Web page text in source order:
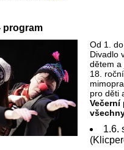
program
Od 1.
Divadlo
dětem a
18.
pro děti
Večerní
1.6.